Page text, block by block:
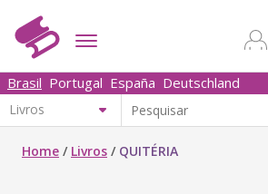
Brasil Portugal España Deutschland
Home / Livros / QUITÉRIA